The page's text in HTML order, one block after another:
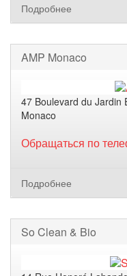
Подробнее
AMP Monaco
47 Boulevard du Jardin
Monaco
Обращаться по
Подробнее
So Clean & Bio